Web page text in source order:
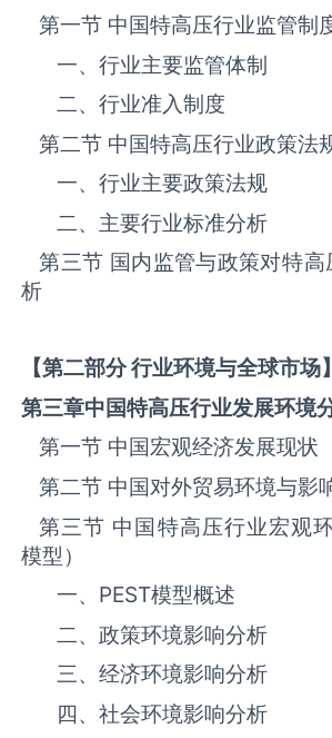
第一节 中国‌‌‌‌特高压‌‌‌‌‌‌‌‌‌‌‌‌‌行业监管制
一、行业主要监管体制
二、行业准入制度
第二节 中国‌‌‌‌特高压‌‌‌‌‌‌‌‌‌‌‌‌‌行业政策法
一、行业主要政策法规
二、主要行业标准分析
第三节 国内监管与政策对‌‌‌‌特
析
【第二部分 行业环境与全球市场】
第三章中国特高压行业发展环境
第一节 中国宏观经济发展现状
第二节 中国对外贸易环境与影
第三节 中国‌‌‌‌特高压‌‌‌‌‌‌‌‌‌‌‌‌‌行业宏观
模型）
一、 PEST模型概述
二、政策环境影响分析
三、‌‌‌经济环境影响分析
四、社会环境影响分析